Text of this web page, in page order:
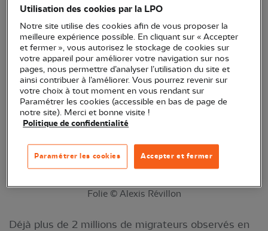
Folie © Alexis Révillon
Déjà plus de 2 millions de migrateurs observés en
Utilisation des cookies par la LPO
Notre site utilise des cookies afin de vous proposer la
meilleure expérience possible. En cliquant sur « Accepter
et fermer », vous autorisez le stockage de cookies sur
votre appareil pour améliorer votre navigation sur nos
pages, nous permettre d’analyser l’utilisation du site et
ainsi contribuer à l’améliorer. Vous pourrez revenir sur
votre choix à tout moment en vous rendant sur
Paramétrer les cookies (accessible en bas de page de
notre site). Merci et bonne visite !
Politique de confidentialité
Accepter et fermer
Paramétrer les cookies